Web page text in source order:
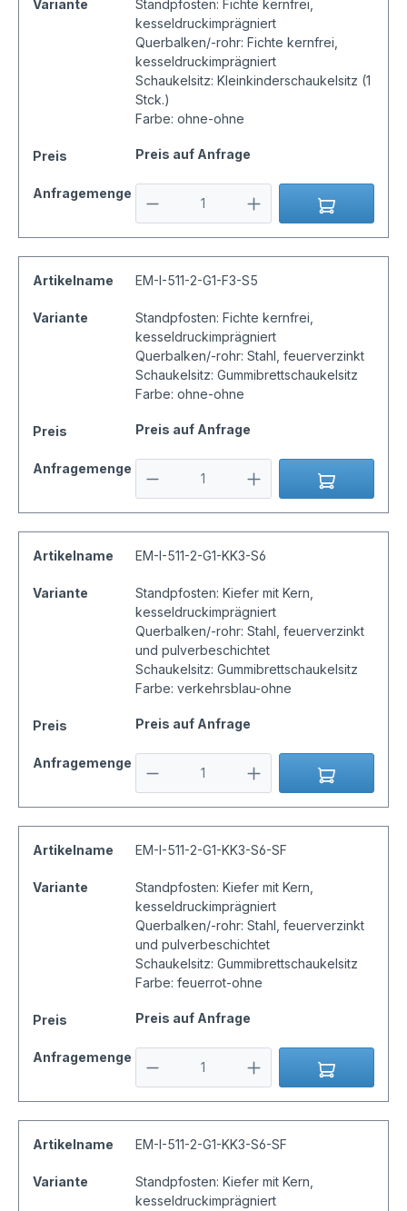
Variante
Standpfosten: Fichte kernfrei,
kesseldruckimprägniert
Querbalken/-rohr: Fichte kernfrei,
kesseldruckimprägniert
Schaukelsitz: Kleinkinderschaukelsitz (1
Stck.)
Farbe: ohne-ohne
Preis Preis auf Anfrage
Anfragemenge
Artikelname EM-I-511-2-G1-F3-S5
Variante
Standpfosten: Fichte kernfrei,
kesseldruckimprägniert
Querbalken/-rohr: Stahl, feuerverzinkt
Schaukelsitz: Gummibrettschaukelsitz
Farbe: ohne-ohne
Preis Preis auf Anfrage
Anfragemenge
Artikelname EM-I-511-2-G1-KK3-S6
Variante
Standpfosten: Kiefer mit Kern,
kesseldruckimprägniert
Querbalken/-rohr: Stahl, feuerverzinkt
und pulverbeschichtet
Schaukelsitz: Gummibrettschaukelsitz
Farbe: verkehrsblau-ohne
Preis Preis auf Anfrage
Anfragemenge
Artikelname EM-I-511-2-G1-KK3-S6-SF
Variante
Standpfosten: Kiefer mit Kern,
kesseldruckimprägniert
Querbalken/-rohr: Stahl, feuerverzinkt
und pulverbeschichtet
Schaukelsitz: Gummibrettschaukelsitz
Farbe: feuerrot-ohne
Preis Preis auf Anfrage
Anfragemenge
Artikelname EM-I-511-2-G1-KK3-S6-SF
Variante
Standpfosten: Kiefer mit Kern,
kesseldruckimprägniert